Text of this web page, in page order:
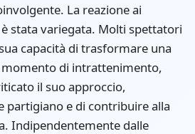
La reazione ai
stata variegata. Molti spettatori
capacità di trasformare una
di intrattenimento,
il suo approccio,
partigiano e di contribuire alla
Indipendentemente dalle